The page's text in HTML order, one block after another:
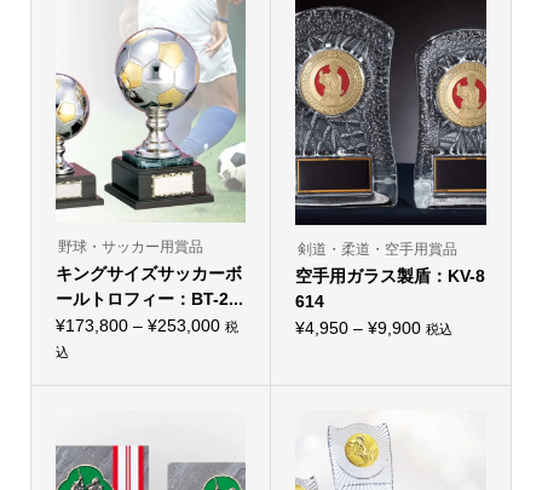
野球・サッカー用賞品
キングサイズサッカーボ
ールトロフィー：BT-2...
¥173,800 – ¥253,000価
税
込
の
は
複
剣道・柔道・空手用賞品
空手用ガラス製盾：KV-8
614
¥4,950 – ¥9,900価税込
の